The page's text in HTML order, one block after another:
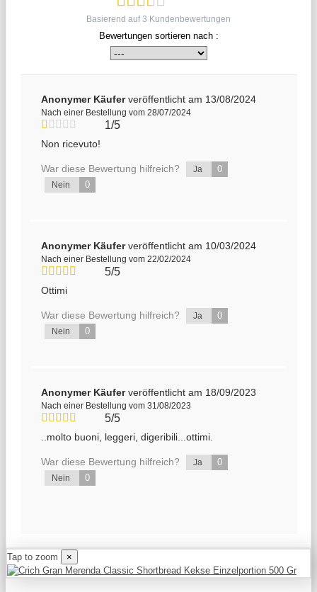
Basierend auf3 Kundenbewertungen
Bewertungen sortieren nach :
Anonymer Käuferveröffentlicht am 13/08/2024
Nach einer Bestellung vom 28/07/2024
1/5
Non ricevuto!
War diese Bewertung hilfreich? Ja 0
Nein 0
Anonymer Käuferveröffentlicht am 10/03/2024
Nach einer Bestellung vom 22/02/2024
5/5
Ottimi
War diese Bewertung hilfreich? Ja 0
Nein 0
Anonymer Käuferveröffentlicht am 18/09/2023
Nach einer Bestellung vom 31/08/2023
5/5
..molto buoni, leggeri, digeribili...ottimi.
War diese Bewertung hilfreich? Ja 0
Nein 0
Tap to zoom ×